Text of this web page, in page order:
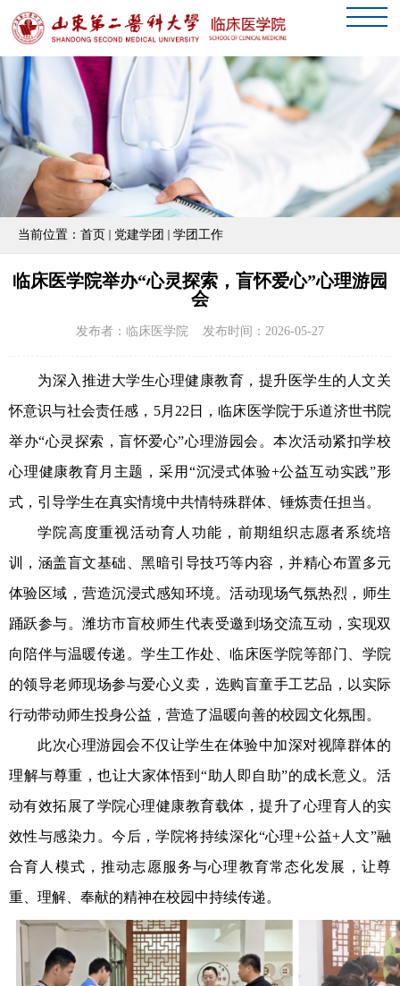
当前位置： 首页 党建学团 学团工作
临床医学院举办“心灵探索，盲怀爱心”心理游园
会
发布者：临床医学院 发布时间：2026-05-27
为深入推进大学生心理健康教育，提升医学生的人文关
怀意识与社会责任感， 5月22日，临床医学院于乐道济世书院
举办“心灵探索，盲怀爱心”心理游园会。本次活动紧扣学校
心理健康教育月 主题 ，采用 “沉浸式体验+公益互动实践”形
式 ，引导学生在真实情境中共情特殊群体、锤炼责任担当。
学院高度重视活动育人功能，前期组织志愿者系统培
训，涵盖盲文基础、黑暗引导技巧等内容，并精心布置多元
体验区域，营造沉浸式感知环境。活动现场气氛热烈，师生
踊跃参与。潍坊市盲校师生代表受邀到场交流互动，实现双
向陪伴与温暖传递。学生工作处、临床医学院等部门
学院
的领导老师现场参与爱心义卖，选购盲童手工艺品，以实际
行动带动师生投身公益，营造了温暖向善的校园文化氛围。
此次心理游园会不仅让学生在体验中加深对视障群体的
理解与尊重，也让大家体悟到“助人即自助”的成长意义。活
动有效拓展了学院心理健康教育载体，提升了心理育人的实
效性与感染力。今后，学院将持续深化“心理+公益+人文”融
合育人模式，推动志愿服务与心理教育常态化发展，让尊
重、理解、奉献的精神在校园中持续传递。